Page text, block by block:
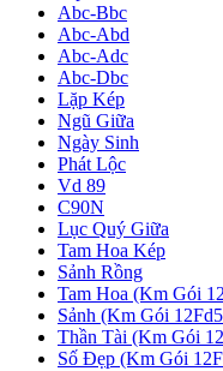
Abc-Bbc
Abc-Abd
Abc-Adc
Abc-Dbc
Lặp Kép
Ngũ Giữa
Ngày Sinh
Phát Lộc
Vd 89
C90N
Lục Quý Giữa
Tam Hoa Kép
Sảnh Rồng
Tam Hoa (Km Gói
Sảnh (Km Gói
Thần Tài (Km Gói
Số Đẹp (Km Gói